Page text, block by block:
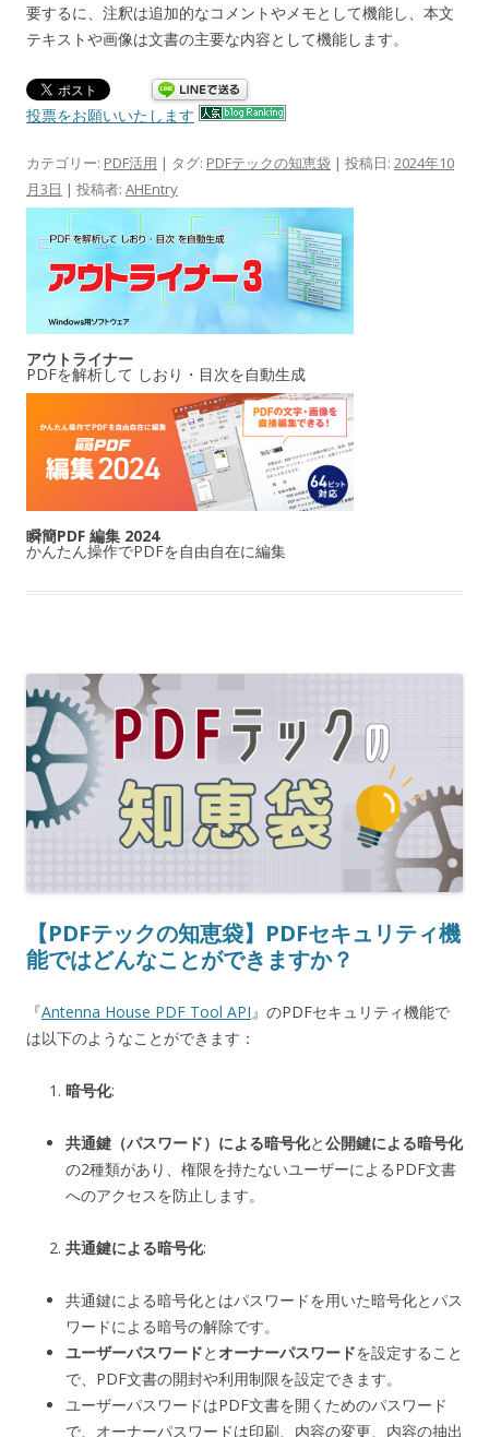
要するに、注釈は追加的なコメントやメモとして機能し、本文
テキストや画像は文書の主要な内容として機能します。
投票をお願いいたします
カテゴリー: PDF活用 | タグ: PDFテックの知恵袋 | 投稿日: 2024年10
月3日 | 投稿者: AHEntry
アウトライナー
PDFを解析して しおり・目次を自動生成
瞬簡PDF 編集 2024
かんたん操作でPDFを自由自在に編集
【PDFテックの知恵袋】PDFセキュリティ機
能ではどんなことができますか？
『Antenna House PDF Tool API』のPDFセキュリティ機能で
は以下のようなことができます：
暗号化:
共通鍵（パスワード）による暗号化と公開鍵による暗号化
の2種類があり、権限を持たないユーザーによるPDF文書
へのアクセスを防止します。
共通鍵による暗号化:
共通鍵による暗号化とはパスワードを用いた暗号化とパス
ワードによる暗号の解除です。
ユーザーパスワードとオーナーパスワードを設定すること
で、PDF文書の開封や利用制限を設定できます。
ユーザーパスワードはPDF文書を開くためのパスワード
で、オーナーパスワードは印刷、内容の変更、内容の抽出